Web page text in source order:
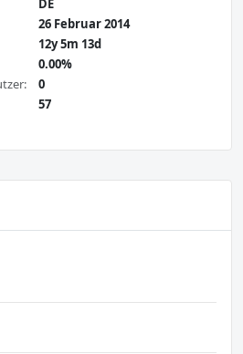
DE
26 Februar 2014
12y 5m 13d
0.00%
0
57